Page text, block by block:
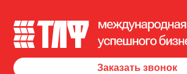
Заказать звонок